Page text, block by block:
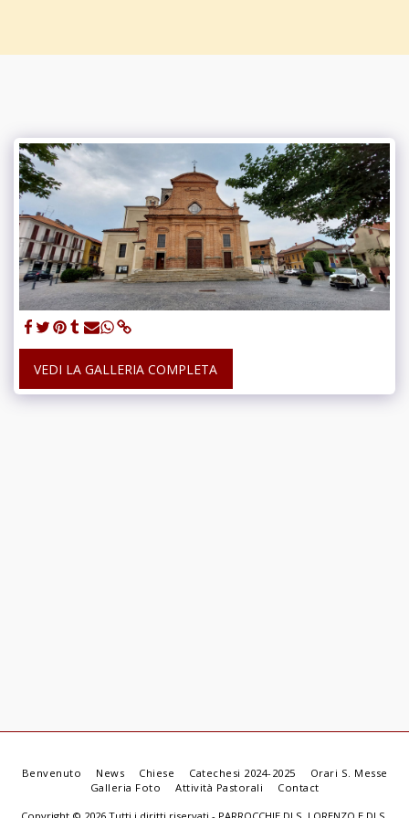
VEDI LA GALLERIA COMPLETA
Benvenuto News Chiese Catechesi 2024-2025
Orari S. Messe
Galleria Foto
Attività Pastorali Contact